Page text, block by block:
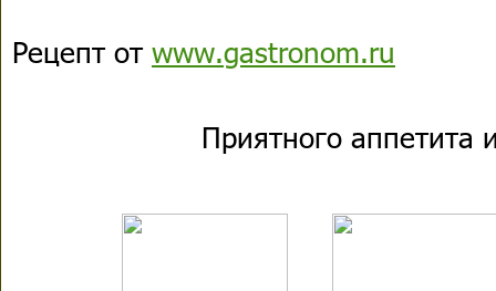
Рецепт от www.gastronom.ru
Приятного аппетита